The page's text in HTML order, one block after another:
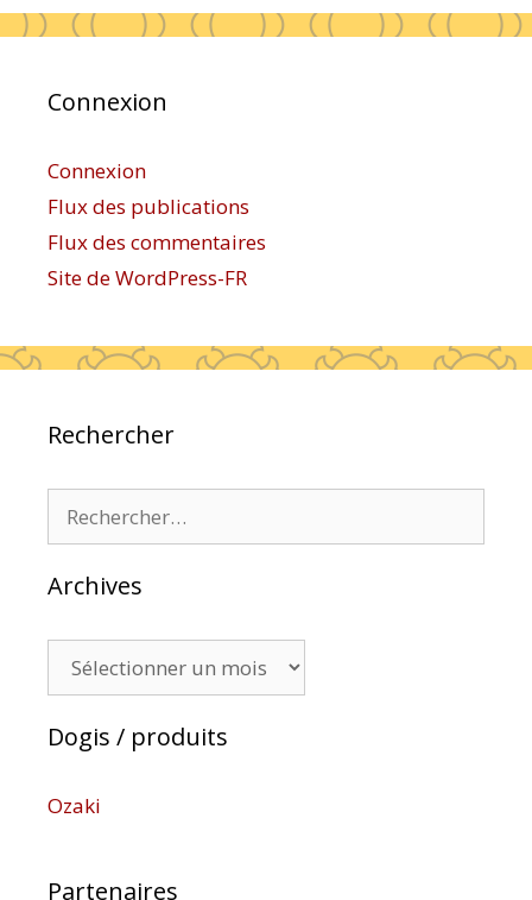
Connexion
Connexion
Flux des publications
Flux des commentaires
Site de WordPress-FR
Rechercher
Archives
Dogis / produits
Ozaki
Partenaires